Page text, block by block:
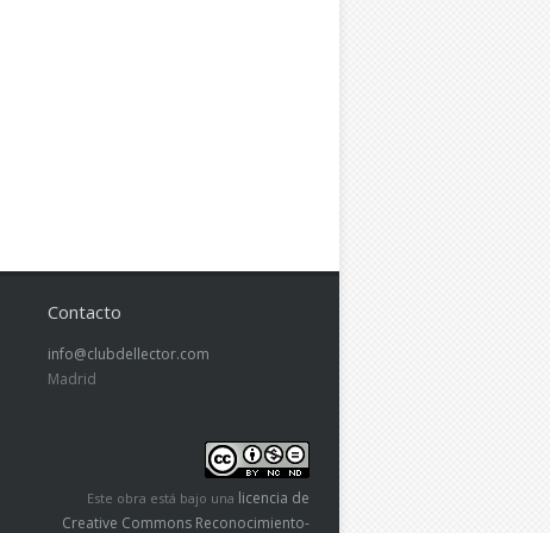
Contacto
info@clubdellector.com
Madrid
Este obra está bajo una licencia de
Creative Commons Reconocimiento-